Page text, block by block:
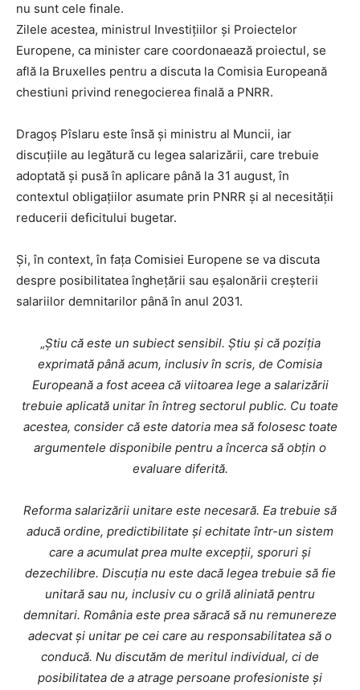
nu sunt cele finale.
Zilele acestea, ministrul Investițiilor și Proiectelor
Europene, ca minister care coordonaează proiectul, se
află la Bruxelles pentru a discuta la Comisia Europeană
chestiuni privind renegocierea finală a PNRR.
Dragoș Pîslaru este însă și ministru al Muncii, iar
discuțiile au legătură cu legea salarizării, care trebuie
adoptată și pusă în aplicare până la 31 august, în
contextul obligațiilor asumate prin PNRR și al necesității
reducerii deficitului bugetar.
Și, în context, în fața Comisiei Europene se va discuta
despre posibilitatea înghețării sau eșalonării creșterii
salariilor demnitarilor până în anul 2031.
„Știu că este un subiect sensibil. Știu și că poziția
exprimată până acum, inclusiv în scris, de Comisia
Europeană a fost aceea că viitoarea lege a salarizării
trebuie aplicată unitar în întreg sectorul public. Cu toate
acestea, consider că este datoria mea să folosesc toate
argumentele disponibile pentru a încerca să obțin o
evaluare diferită.
Reforma salarizării unitare este necesară. Ea trebuie să
aducă ordine, predictibilitate și echitate într-un sistem
care a acumulat prea multe excepții, sporuri și
dezechilibre. Discuția nu este dacă legea trebuie să fie
unitară sau nu, inclusiv cu o grilă aliniată pentru
demnitari. România este prea săracă să nu remunereze
adecvat și unitar pe cei care au responsabilitatea să o
conducă. Nu discutăm de meritul individual, ci de
posibilitatea de a atrage persoane profesioniste și